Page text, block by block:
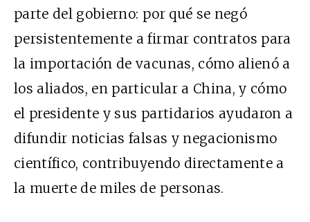
parte del gobierno: por qué se negó
persistentemente a firmar contratos para
la importación de vacunas, cómo alienó a
los aliados, en particular a China, y cómo
el presidente y sus partidarios ayudaron a
difundir noticias falsas y negacionismo
científico, contribuyendo directamente a
la muerte de miles de personas.